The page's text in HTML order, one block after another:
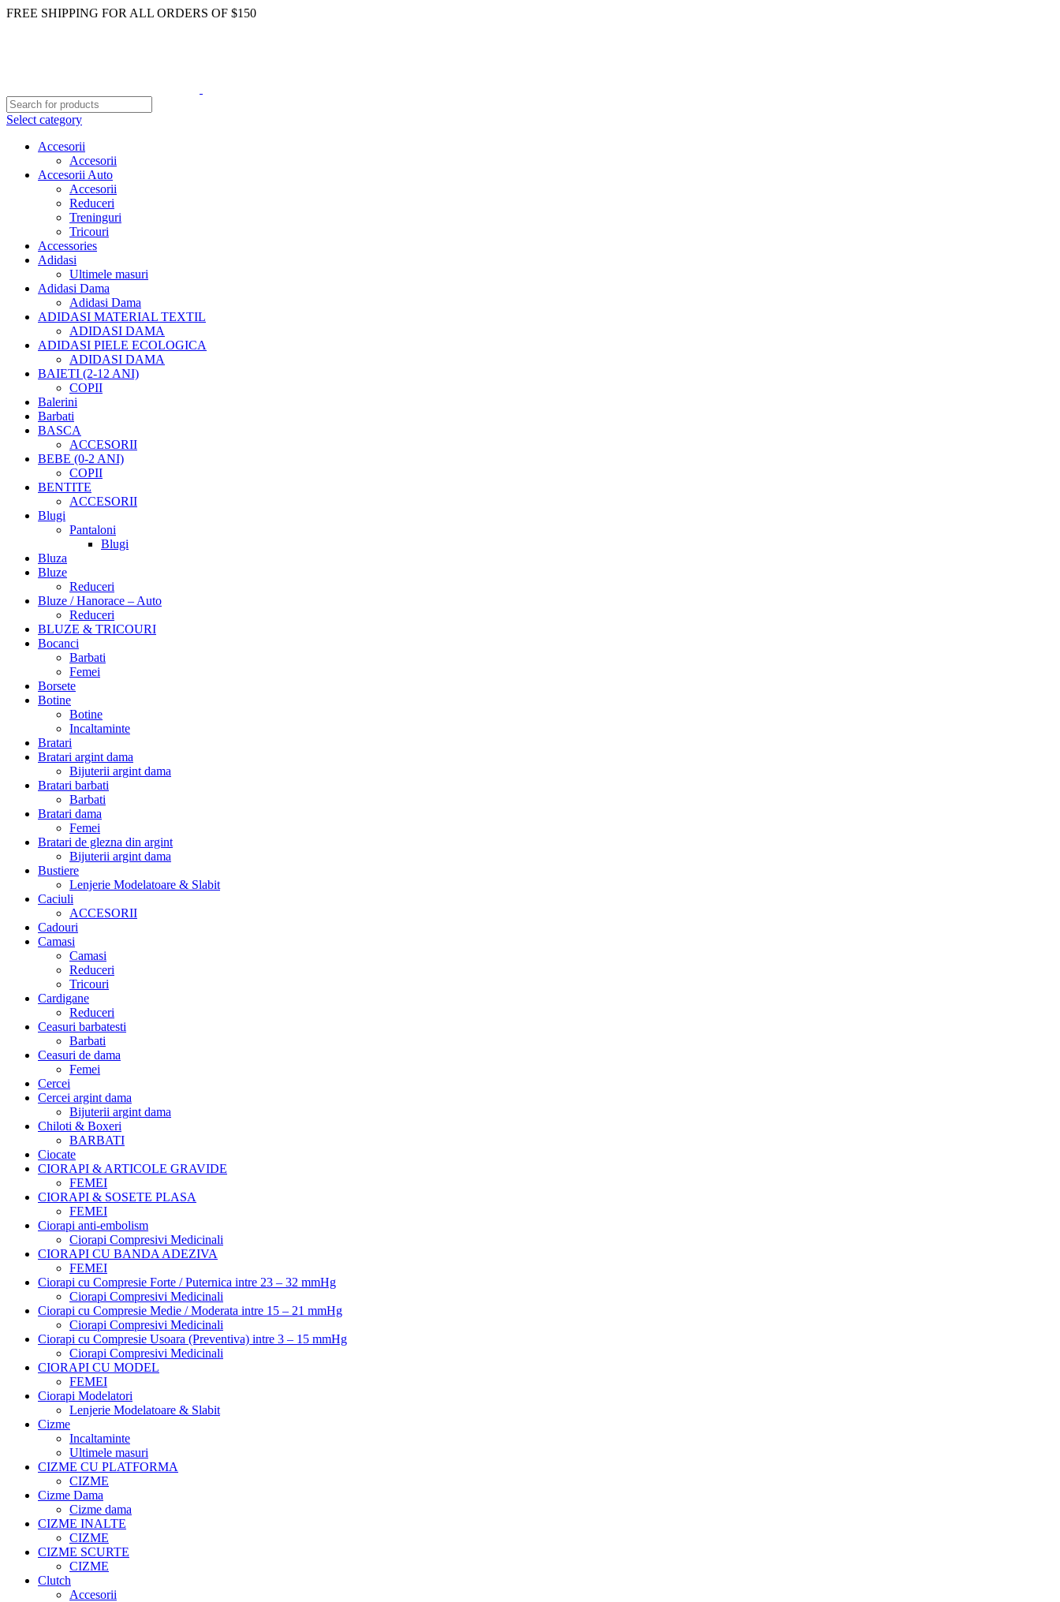
FREE SHIPPING FOR ALL ORDERS OF $150
Select category
Accesorii
Accesorii
Accesorii Auto
Accesorii
Reduceri
Treninguri
Tricouri
Accessories
Adidasi
Ultimele masuri
Adidasi Dama
Adidasi Dama
ADIDASI MATERIAL TEXTIL
ADIDASI DAMA
ADIDASI PIELE ECOLOGICA
ADIDASI DAMA
BAIETI (2-12 ANI)
COPII
Balerini
Barbati
BASCA
ACCESORII
BEBE (0-2 ANI)
COPII
BENTITE
ACCESORII
Blugi
Pantaloni
Blugi
Bluza
Bluze
Reduceri
Bluze / Hanorace – Auto
Reduceri
BLUZE & TRICOURI
Bocanci
Barbati
Femei
Borsete
Botine
Botine
Incaltaminte
Bratari
Bratari argint dama
Bijuterii argint dama
Bratari barbati
Barbati
Bratari dama
Femei
Bratari de glezna din argint
Bijuterii argint dama
Bustiere
Lenjerie Modelatoare & Slabit
Caciuli
ACCESORII
Cadouri
Camasi
Camasi
Reduceri
Tricouri
Cardigane
Reduceri
Ceasuri barbatesti
Barbati
Ceasuri de dama
Femei
Cercei
Cercei argint dama
Bijuterii argint dama
Chiloti & Boxeri
BARBATI
Ciocate
CIORAPI & ARTICOLE GRAVIDE
FEMEI
CIORAPI & SOSETE PLASA
FEMEI
Ciorapi anti-embolism
Ciorapi Compresivi Medicinali
CIORAPI CU BANDA ADEZIVA
FEMEI
Ciorapi cu Compresie Forte / Puternica intre 23 – 32 mmHg
Ciorapi Compresivi Medicinali
Ciorapi cu Compresie Medie / Moderata intre 15 – 21 mmHg
Ciorapi Compresivi Medicinali
Ciorapi cu Compresie Usoara (Preventiva) intre 3 – 15 mmHg
Ciorapi Compresivi Medicinali
CIORAPI CU MODEL
FEMEI
Ciorapi Modelatori
Lenjerie Modelatoare & Slabit
Cizme
Incaltaminte
Ultimele masuri
CIZME CU PLATFORMA
CIZME
Cizme Dama
Cizme dama
CIZME INALTE
CIZME
CIZME SCURTE
CIZME
Clutch
Accesorii